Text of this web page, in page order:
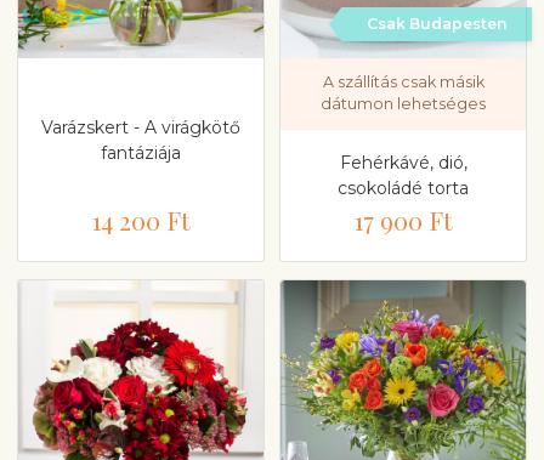
Varázskert - A virágkötő
fantáziája
14 200 Ft
Csak Budapesten
A szállítás csak másik
dátumon lehetséges
Fehérkávé, dió,
csokoládé torta
17 900 Ft